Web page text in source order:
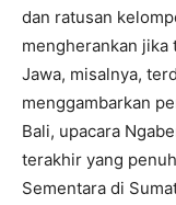
dan ratusan
mengherankan jika
Jawa, misalnya,
menggambarkan
Bali, upacara
terakhir yang
Sementara di